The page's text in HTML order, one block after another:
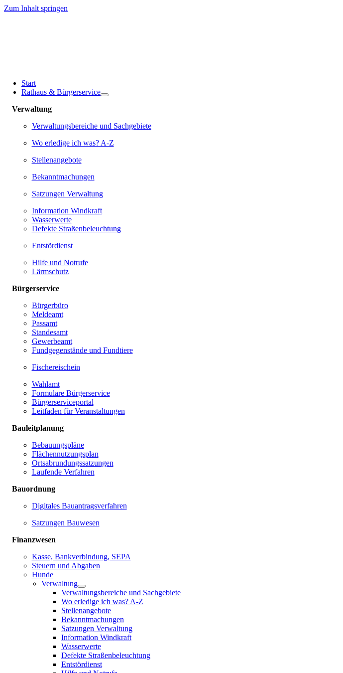
Zum Inhalt springen
Start
Rathaus & Bürgerservice
Verwaltung
Verwaltungsbereiche und Sachgebiete
Wo erledige ich was? A-Z
Stellenangebote
Bekanntmachungen
Satzungen Verwaltung
Information Windkraft
Wasserwerte
Defekte Straßenbeleuchtung
Entstördienst
Hilfe und Notrufe
Lärmschutz
Bürgerservice
Bürgerbüro
Meldeamt
Passamt
Standesamt
Gewerbeamt
Fundgegenstände und Fundtiere
Fischereischein
Wahlamt
Formulare Bürgerservice
Bürgerserviceportal
Leitfaden für Veranstaltungen
Bauleitplanung
Bebauungspläne
Flächennutzungsplan
Ortsabrundungssatzungen
Laufende Verfahren
Bauordnung
Digitales Bauantragsverfahren
Satzungen Bauwesen
Finanzwesen
Kasse, Bankverbindung, SEPA
Steuern und Abgaben
Hunde
Verwaltung
Verwaltungsbereiche und Sachgebiete
Wo erledige ich was? A-Z
Stellenangebote
Bekanntmachungen
Satzungen Verwaltung
Information Windkraft
Wasserwerte
Defekte Straßenbeleuchtung
Entstördienst